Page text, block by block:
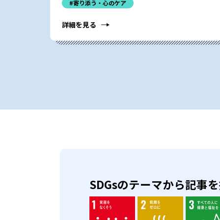
#寄り添う・心のケア
詳細を見る
SDGsのテーマから記事